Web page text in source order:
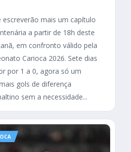
escreverão mais um capítulo
a partir de 18h deste
em confronto válido pela
Carioca 2026. Sete dias
por 1 a 0, agora só um
gols de diferença
sem a necessidade...